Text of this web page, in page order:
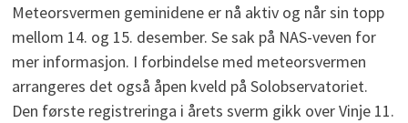
Meteorsvermen geminidene er nå aktiv og når sin topp
mellom 14. og 15. desember. Se sak på NAS-veven for
mer informasjon. I forbindelse med meteorsvermen
arrangeres det også åpen kveld på Solobservatoriet.
Den første registreringa i årets sverm gikk over Vinje 11.